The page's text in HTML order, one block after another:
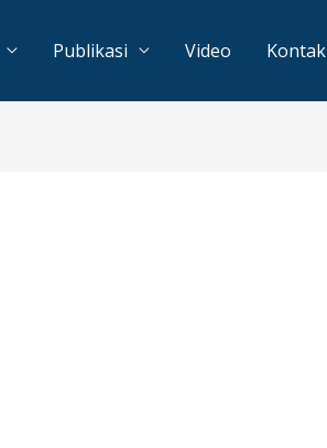
Publikasi Video Kontak